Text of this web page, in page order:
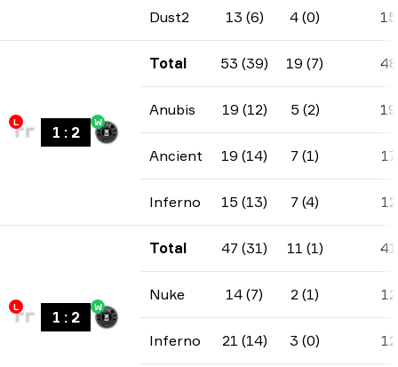
Dust2 13 (6) 4 (0) 15
L
1 : 2
W
Total 53 (39) 19 (7) 48
Anubis 19 (12) 5 (2) 19
Ancient 19 (14) 7 (1) 17
Inferno 15 (13) 7 (4) 12
L
1 : 2
W
Total 47 (31) 11 (1) 41
Nuke 14 (7) 2 (1) 12
Inferno 21 (14) 3 (0) 12